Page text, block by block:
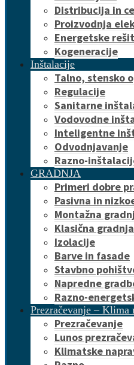
Distribucija in
Proizvodnja
Energetske
Kogeneracije
Inštalacije
Talno, stensko
Regulacije
Sanitarne
Vodovodne
Inteligentne
Odvodnjavanje
Razno-
GRADNJA
Primeri dobre
Pasivna in
Montažna
Klasična gradnja
Izolacije
Barve in fasade
Stavbno
Napredne
Razno-
Prezračevanje – Klima
Prezračevanje
Lunos
Klimatske